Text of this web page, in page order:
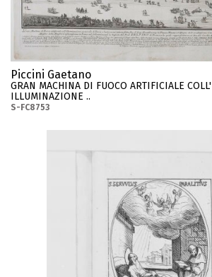
Piccini Gaetano
GRAN MACHINA DI FUOCO ARTIFICIALE COLL'
ILLUMINAZIONE ..
S-FC8753